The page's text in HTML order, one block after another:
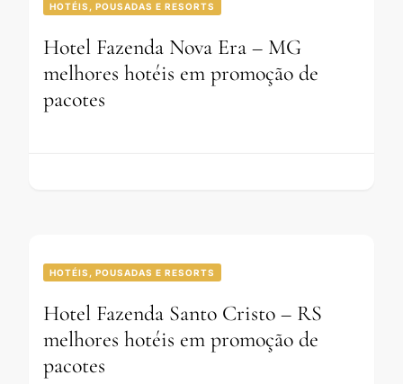
HOTÉIS, POUSADAS E RESORTS
Hotel Fazenda Nova Era – MG
melhores hotéis em promoção de
pacotes
HOTÉIS, POUSADAS E RESORTS
Hotel Fazenda Santo Cristo – RS
melhores hotéis em promoção de
pacotes